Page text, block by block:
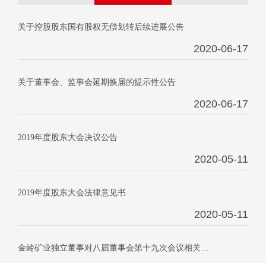
关于控股股东国有股权无偿划转后续进展公告
2020-06-17
关于董事会、监事会延期换届的提示性公告
2020-06-17
2019年度股东大会决议公告
2020-05-11
2019年度股东大会法律意见书
2020-05-11
金岭矿业独立董事对八届董事会第十九次会议相关事项的事前认可意见